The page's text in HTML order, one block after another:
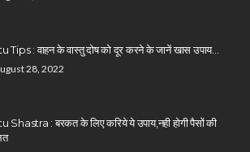
Tips : वाहन के वास्तु दोष को दूर करने के जानें खास उपाय…
28, 2022
Shastra : बरकत के लिए करिये ये उपाय,नही होगी पैसों की